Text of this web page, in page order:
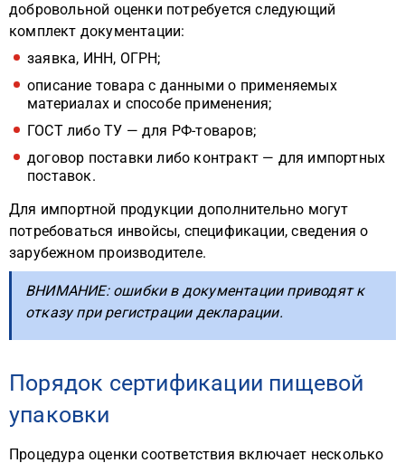
добровольной оценки потребуется следующий
комплект документации:
заявка, ИНН, ОГРН;
описание товара с данными о применяемых
материалах и способе применения;
ГОСТ либо ТУ — для РФ-товаров;
договор поставки либо контракт — для импортных
поставок.
Для импортной продукции дополнительно могут
потребоваться инвойсы, спецификации, сведения о
зарубежном производителе.
ВНИМАНИЕ: ошибки в документации приводят к
отказу при регистрации декларации.
Порядок сертификации пищевой
упаковки
Процедура оценки соответствия включает несколько